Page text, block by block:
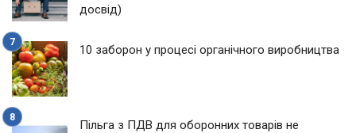
досвід)
10 заборон у процесі органічного виробництва
Пільга з ПДВ для оборонних товарів не